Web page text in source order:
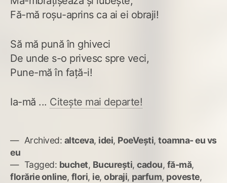
Fă-mă roșu-aprins ca ai ei obraji!
Să mă pună în ghiveci
De unde s-o privesc spre veci,
Pune-mă în față-i!
Ia-mă ... Citește mai departe!
Archived: altceva, idei, PoeVești, toamna- eu vs
eu
Tagged: buchet, București, cadou, fă-mă,
florărie online, flori, ie, obraji, parfum, poveste,